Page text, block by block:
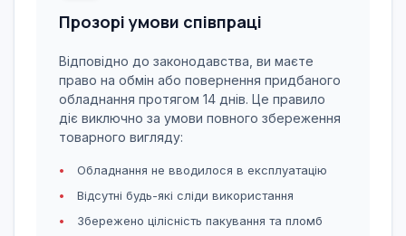
Прозорі умови співпраці
Відповідно до законодавства, ви маєте
право на обмін або повернення придбаного
обладнання протягом 14 днів. Це правило
діє виключно за умови повного збереження
товарного вигляду:
Обладнання не вводилося в експлуатацію
Відсутні будь-які сліди використання
Збережено цілісність пакування та пломб